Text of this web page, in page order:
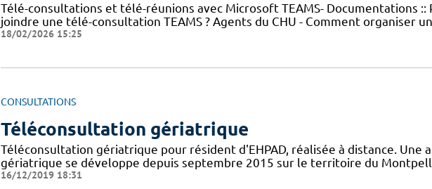
Télé-consultations et télé-réunions avec Microsoft TEAMS- Documentations ::
joindre une télé-consultation TEAMS ? Agents du CHU - Comment organiser
18/02/2026 15:25
CONSULTATIONS
Téléconsultation gériatrique
Téléconsultation gériatrique pour résident d'EHPAD, réalisée à distance. Une
gériatrique se développe depuis septembre 2015 sur le territoire du
16/12/2019 18:31